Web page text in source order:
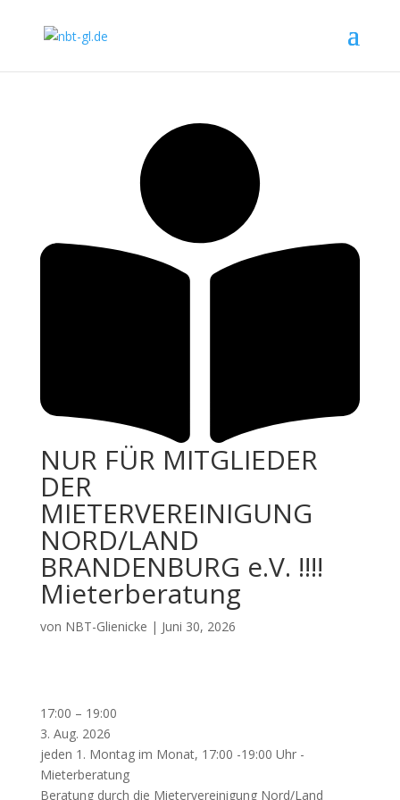
NUR FÜR MITGLIEDER
DER
MIETERVEREINIGUNG
NORD/LAND
BRANDENBURG e.V. !!!!
Mieterberatung
von NBT-Glienicke | Juni 30, 2026
NUR
FÜR
MITGLIEDER
DER
MIETERVEREINIGUNG
17:00 – 19:00
3. Aug. 2026
jeden 1. Montag im Monat, 17:00 -19:00 Uhr -
Mieterberatung
Beratung durch die Mietervereinigung Nord/Land